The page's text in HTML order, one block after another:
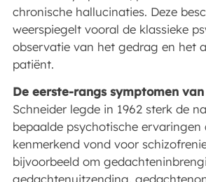
chronische hallucinaties. Deze
weerspiegelt vooral de klassieke
observatie van het gedrag en het
patiënt.
De eerste-rangs symptomen
Schneider legde in 1962 sterk de
bepaalde psychotische ervaringen
kenmerkend vond voor
bijvoorbeeld om
gedachtenuitzending,